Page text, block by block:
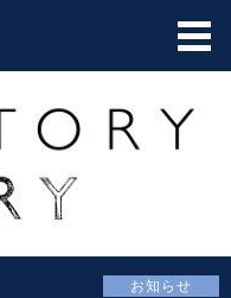
お知らせ